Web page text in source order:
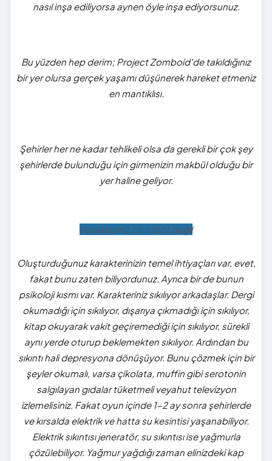
nasıl inşa ediliyorsa aynen öyle inşa ediyorsunuz.
Bu yüzden hep derim; Project Zomboid'de takıldığınız
bir yer olursa gerçek yaşamı düşünerek hareket etmeniz
en mantıklısı.
Şehirler her ne kadar tehlikeli olsa da gerekli bir çok şey
şehirlerde bulunduğu için girmenizin makbül olduğu bir
yer haline geliyor.
Karakteriniz bir robot değil
Oluşturduğunuz karakterinizin temel ihtiyaçları var, evet,
fakat bunu zaten biliyordunuz. Ayrıca bir de bunun
psikoloji kısmı var. Karakteriniz sıkılıyor arkadaşlar. Dergi
okumadığı için sıkılıyor, dışarıya çıkmadığı için sıkılıyor,
kitap okuyarak vakit geçiremediği için sıkılıyor, sürekli
aynı yerde oturup beklemekten sıkılıyor. Ardından bu
sıkıntı hali depresyona dönüşüyor. Bunu çözmek için bir
şeyler okumalı, varsa çikolata, muffin gibi serotonin
salgılayan gıdalar tüketmeli veyahut televizyon
izlemelisiniz. Fakat oyun içinde 1-2 ay sonra şehirlerde
ve kırsalda elektrik ve hatta su kesintisi yaşanabiliyor.
Elektrik sıkıntısı jeneratör, su sıkıntısı ise yağmurla
çözülebiliyor. Yağmur yağdığı zaman elinizdeki kap